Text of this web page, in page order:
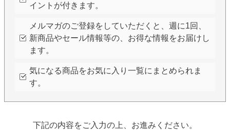
イントが付きます。
メルマガのご登録をしていただくと、週に1回、
新商品やセール情報等の、お得な情報をお届けし
ます。
気になる商品をお気に入り一覧にまとめられま
す。
下記の内容をご入力の上、お進みください。